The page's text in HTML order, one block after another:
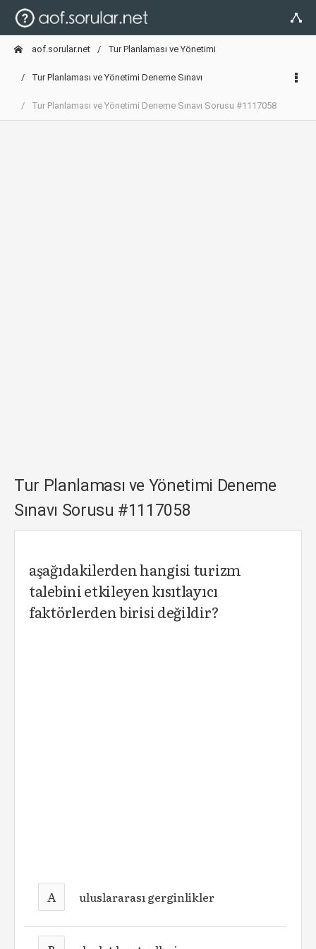
aof.sorular.net Tur Planlaması ve Yönetimi
Tur Planlaması ve Yönetimi Deneme Sınavı
Tur Planlaması ve Yönetimi Deneme Sınavı Sorusu #1117058
Tur Planlaması ve Yönetimi Deneme
Sınavı Sorusu #1117058
aşağıdakilerden hangisi turizm
talebini etkileyen kısıtlayıcı
faktörlerden birisi değildir?
A uluslararası gerginlikler